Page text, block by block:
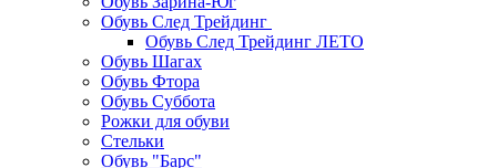
Обувь След Трейдинг
Обувь След Трейдинг ЛЕТО
Обувь Шагах
Обувь Фтора
Обувь Суббота
Рожки для обуви
Стельки
Обувь "Барс"